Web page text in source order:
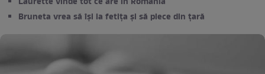
Bruneta vrea să își ia fetița și să plece din țară